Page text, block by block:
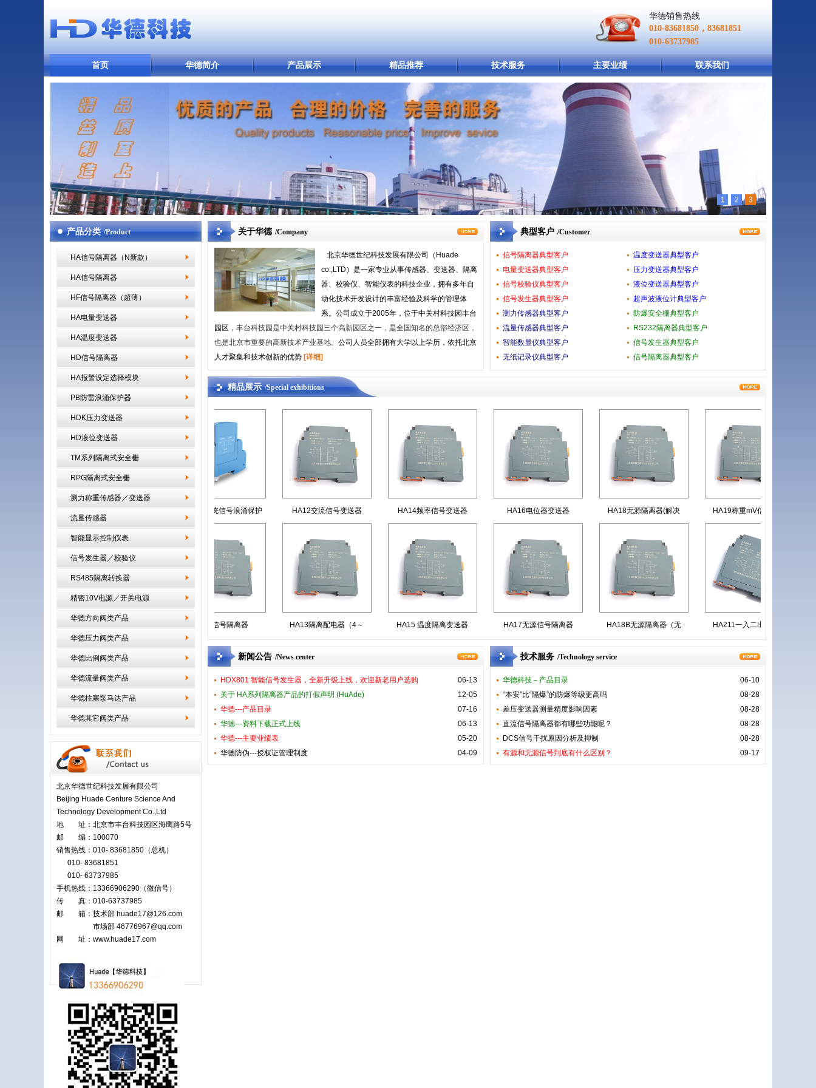
华德销售热线
010-83681850，83681851
010-63737985
首页 华德简介 产品展示 精品推荐 技术服务 主要业绩 联系我们
1 2 3
产品分类 /Product
HA信号隔离器（N新款）
HA信号隔离器
HF信号隔离器（超薄）
HA电量变送器
HA温度变送器
HD信号隔离器
HA报警设定选择模块
PB防雷浪涌保护器
HDK压力变送器
HD液位变送器
TM系列隔离式安全栅
RPG隔离式安全栅
测力称重传感器／变送器
流量传感器
智能显示控制仪表
信号发生器／校验仪
RS485隔离转换器
精密10V电源／开关电源
华德方向阀类产品
华德压力阀类产品
华德比例阀类产品
华德流量阀类产品
华德柱塞泵马达产品
华德其它阀类产品
北京华德世纪科技发展有限公司
Beijing Huade Centure Science And
Technology Development Co.,Ltd
地 址：北京市丰台科技园区海鹰路5号
邮 编：100070
销售热线：010- 83681850（总机）
010- 83681851
010- 63737985
手机热线：13366906290（微信号）
传 真：010-63737985
邮 箱：技术部 huade17@126.com
市场部 46776967@qq.com
网 址：www.huade17.com
关于华德 /Company
北京华德世纪科技发展有限公司（Huade
co.,LTD）是一家专业从事传感器、变送器、隔离
器、校验仪、智能仪表的科技企业，拥有多年自
动化技术开发设计的丰富经验及科学的管理体
系。公司成立于2005年，位于中关村科技园丰台
园区， 丰台科技园是中关村科技园三个高新园区之一，是全国知名的总部经济区，
也是北京市重要的高新技术产业基地。 公司人员全部拥有大学以上学历，依托北京
人才聚集和技术创新的优势 [详细]
典型客户 /Customer
信号隔离器典型客户
温度变送器典型客户
电量变送器典型客户
压力变送器典型客户
信号校验仪典型客户
液位变送器典型客户
信号发生器典型客户
超声波液位计典型客户
测力传感器典型客户
防爆安全栅典型客户
流量传感器典型客户
RS232隔离器典型客户
智能数显仪典型客户
信号发生器典型客户
无纸记录仪典型客户
信号隔离器典型客户
精品展示 /Special exhibitions
5V电压系统信号浪涌保护
HA11信号隔离器
HA12交流信号变送器
HA13隔离配电器（4～
HA14频率信号变送器
HA15 温度隔离变送器
HA16电位器变送器
HA17无源信号隔离器
HA18无源隔离器(解决
HA18B无源隔离器（无
HA19称重mV信号变送
HA211一入二出信号隔
新闻公告 /News center
06-13
HDX801 智能信号发生器，全新升级上线，欢迎新老用户选购
12-05
关于 HA系列隔离器产品的打假声明 (HuAde)
07-16
华德---产品目录
06-13
华德---资料下载正式上线
05-20
华德---主要业绩表
04-09
华德防伪---授权证管理制度
技术服务 /Technology service
06-10
华德科技－产品目录
08-28
“本安”比“隔爆”的防爆等级更高吗
08-28
差压变送器测量精度影响因素
08-28
直流信号隔离器都有哪些功能呢？
08-28
DCS信号干扰原因分析及抑制
09-17
有源和无源信号到底有什么区别？